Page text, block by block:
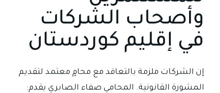
وأصحاب الشركات
في إقليم كوردستان
إن الشركات ملزمة بالتعاقد مع محامٍ معتمد لتقديم
المشورة القانونية. المحامي صفاء الصابري يقدم: